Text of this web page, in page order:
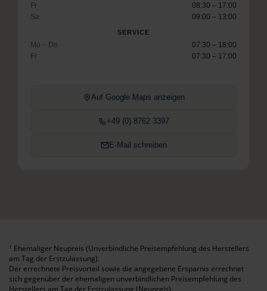
Fr
08:30 – 17:00
Sa
09:00 – 13:00
SERVICE
Mo – Do
07:30 – 18:00
Fr
07:30 – 17:00
Auf Google Maps anzeigen
+49 (0) 8762 3397
E-Mail schreiben
1 Ehemaliger Neupreis (Unverbindliche Preisempfehlung des Herstellers
am Tag der Erstzulassung).
Der errechnete Preisvorteil sowie die angegebene Ersparnis errechnet
sich gegenüber der ehemaligen unverbindlichen Preisempfehlung des